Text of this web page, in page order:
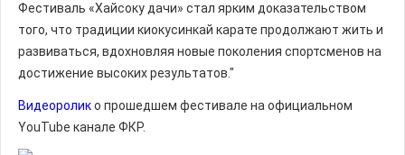
Фестиваль «Хайсоку дачи» стал ярким доказательством
того, что традиции киокусинкай карате продолжают жить и
развиваться, вдохновляя новые поколения спортсменов на
достижение высоких результатов."
Видеоролико прошедшем фестивале на официальном
YouTube канале ФКР.